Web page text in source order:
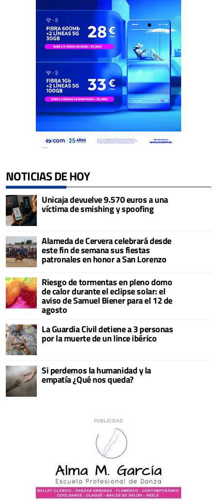
NOTICIAS DE HOY
Unicaja devuelve 9.570 euros a una
víctima de smishing y spoofing
Alameda de Cervera celebrará desde
este fin de semana sus fiestas
patronales en honor a San Lorenzo
Riesgo de tormentas en pleno domo
de calor durante el eclipse solar: el
aviso de Samuel Biener para el 12 de
agosto
La Guardia Civil detiene a 3 personas
por la muerte de un lince ibérico
Si perdemos la humanidad y la
empatía ¿Qué nos queda?